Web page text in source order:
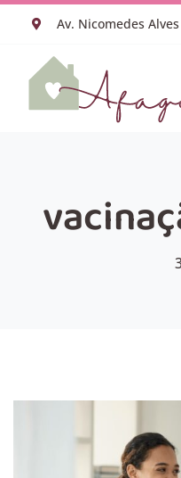
Ir
conteúdo
Av. Nicomedes
ESPECIALIDADES
EQUIPE MÉDICA